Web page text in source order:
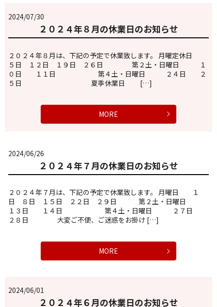
2024/07/30
２０２４年８月の休業日のお知らせ
２０２４年８月は、下記の予定で休業致します。 月曜定休日
５日 １２日 １９日 ２６日 第２土・日曜日 １
０日 １１日 第４土・日曜日 ２４日 ２
５日 夏季休業日 […]
MORE
2024/06/26
２０２４年７月の休業日のお知らせ
２０２４年７月は、下記の予定で休業致します。 月曜日 １
日 ８日 １５日 ２２日 ２９日 第２土・日曜日
１３日 １４日 第４土・日曜日 ２７日
２８日 大変ご不便、ご迷惑をお掛け […]
MORE
2024/06/01
２０２４年６月の休業日のお知らせ